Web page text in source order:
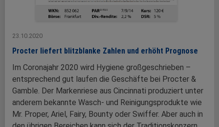
23.10.2020
Procter liefert blitzblanke Zahlen und erhöht Prognose
Im Coronajahr 2020 wird Hygiene großgeschrieben –
entsprechend gut laufen die Geschäfte bei Procter &
Gamble. Der Markenriese aus Cincinnati produziert unter
anderem bekannte Wasch- und Reinigungsprodukte wie
Mr. Proper, Ariel, Fairy, Bounty oder Swiffer. Aber auch in